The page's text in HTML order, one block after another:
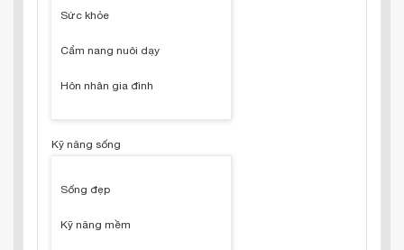
Sức khỏe
Cẩm nang nuôi dạy
Hôn nhân gia đình
Kỹ năng sống
Sống đẹp
Kỹ năng mềm